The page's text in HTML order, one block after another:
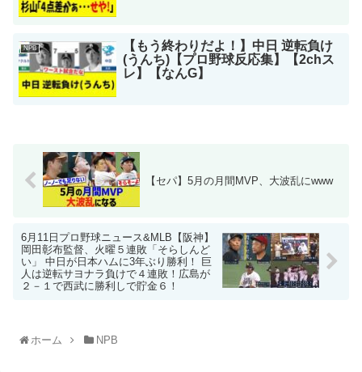
NPB
【もう終わりだよ！】中日 逆転負け
(うんち)【プロ野球反応集】【2chス
レ】【なんG】
【セパ】5月の月間MVP、大波乱にwww
6月11日プロ野球ニュース&MLB【阪神】
岡田彰布監督、火曜５連敗「そらしんど
い」 中日が日本ハムに3年ぶり勝利！ 巨
人は逆転サヨナラ負けで４連敗！広島が
２－１で西武に勝利しで貯金６！
ホーム NPB